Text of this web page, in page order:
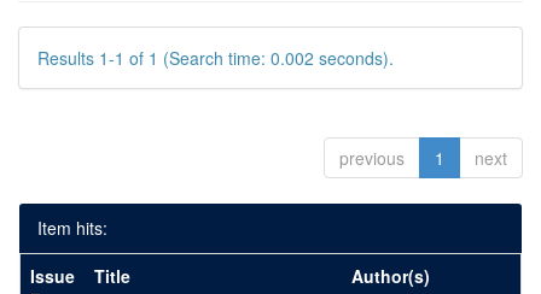
Results 1-1 of 1 (Search time: 0.002 seconds).
previous 1 next
Item hits:
Issue
Title Author(s)